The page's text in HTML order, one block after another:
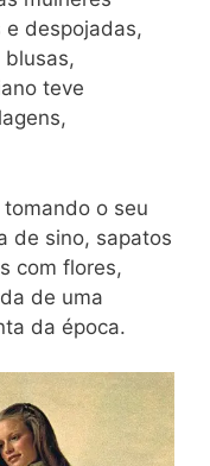
e despojadas,
blusas,
teve
o seu
de sino, sapatos
com flores,
de uma
da época.